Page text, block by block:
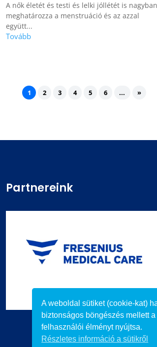
A nők életét és testi és lelki jóllétét is nagyban
meghatározza a menstruáció és az azzal
együtt...
1 2 3 4 5 6 ... »
Partnereink
A weboldal sütiket (cookie-kat)
biztonságos böngészés mellett
felhasználói élményt nyújtsa.
Részletes információ a sütikről